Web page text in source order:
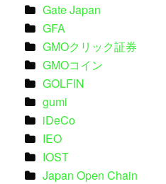
Gate Japan
GFA
GMOクリック証券
GMOコイン
GOLFIN
gumi
iDeCo
IEO
IOST
Japan Open Chain